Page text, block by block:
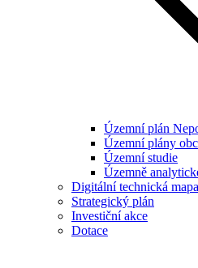
Územní plán
Územní plány
Územní studie
Územně
Digitální technická mapa
Strategický plán
Investiční akce
Dotace